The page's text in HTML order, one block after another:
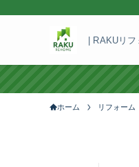
| RAKUリフ
ホーム リフォーム